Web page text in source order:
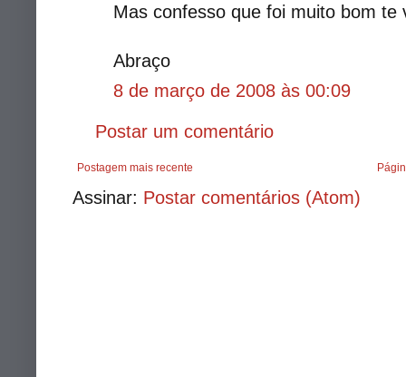
Mas confesso que foi muito bom te
Abraço
8 de março de 2008 às 00:09
Postar um comentário
Postagem mais recente
Assinar: Postar comentários (Atom)